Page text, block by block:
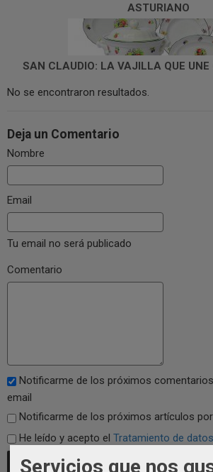
ASTURIANO
SAN CLAUDIO: LA VAJILLA QUE UNE
No se encontraron resultados.
Deja un Comentario
Nombre
Email
Tu email no será publicado
Comentario
Notificarme de los próximos
email
Notificarme de los próximos artículos por
He leído y acepto el Tratamiento de datos
Servicios que nos